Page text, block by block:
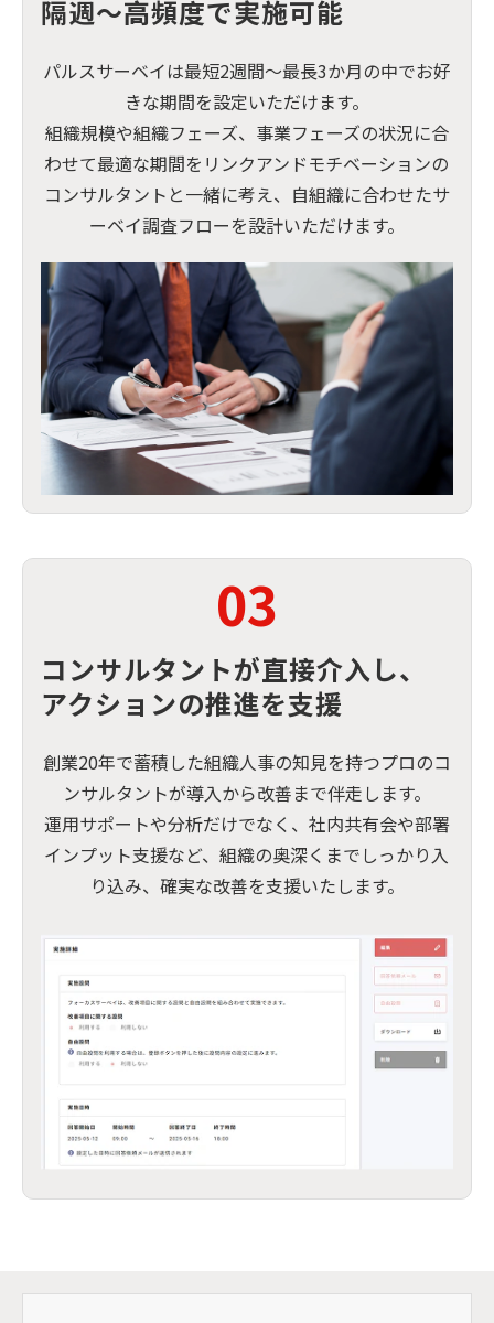
隔週～高頻度で実施可能
パルスサーベイは最短2週間～最長3か月の中でお好
きな期間を設定いただけます。
組織規模や組織フェーズ、事業フェーズの状況に合
わせて最適な期間をリンクアンドモチベーションの
コンサルタントと一緒に考え、自組織に合わせたサ
ーベイ調査フローを設計いただけます。
03
コンサルタントが直接介入し、
アクションの推進を支援
創業20年で蓄積した組織人事の知見を持つプロのコ
ンサルタントが導入から改善まで伴走します。
運用サポートや分析だけでなく、社内共有会や部署
インプット支援など、組織の奥深くまでしっかり入
り込み、確実な改善を支援いたします。